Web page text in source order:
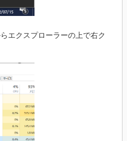
エクスプローラーの上で右ク